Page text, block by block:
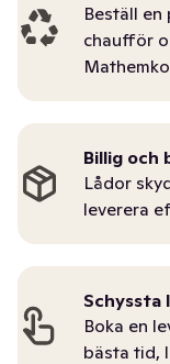
Beställ
chaufför
Billig och
Lådor
leverera
Schyssta
Boka en
bästa tid,